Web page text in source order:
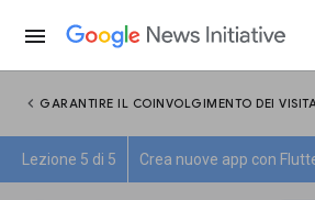
menu
chevron_left GARANTIRE IL COINVOLGIMENTO DEI
Lezione 5 di 5 Crea nuove app con